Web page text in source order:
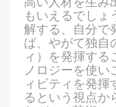
もいえるでしょ
解する、自分で
ば、やがて独自
ィ）を発揮する
ノロジーを使
ィビティを発
るという視点か